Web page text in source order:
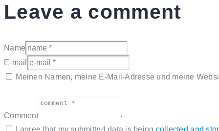
Leave a comment
Name
E-mail
Meinen Namen, meine E-Mail-Adresse und meine
Comment
I agree that my submitted data is being collected and